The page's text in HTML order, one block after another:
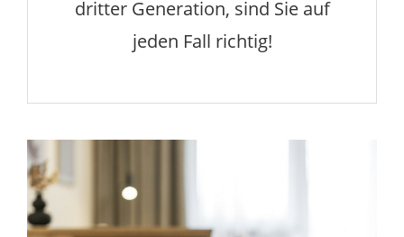
dritter Generation, sind Sie auf
jeden Fall richtig!